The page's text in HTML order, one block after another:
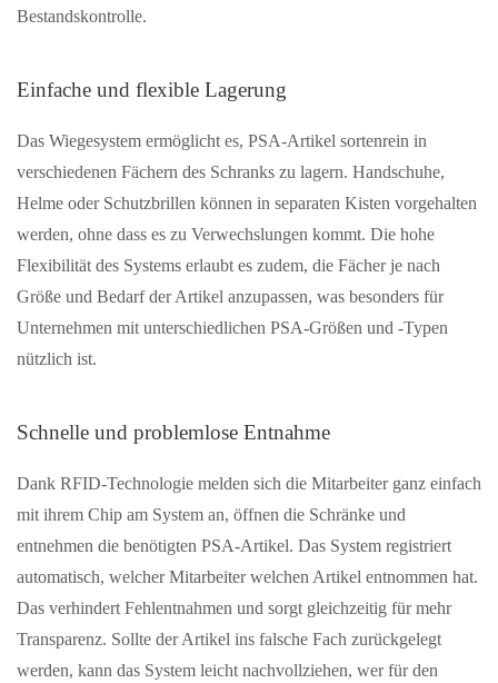
Bestandskontrolle.
Einfache und flexible Lagerung
Das Wiegesystem ermöglicht es, PSA-Artikel sortenrein in
verschiedenen Fächern des Schranks zu lagern. Handschuhe,
Helme oder Schutzbrillen können in separaten Kisten vorgehalten
werden, ohne dass es zu Verwechslungen kommt. Die hohe
Flexibilität des Systems erlaubt es zudem, die Fächer je nach
Größe und Bedarf der Artikel anzupassen, was besonders für
Unternehmen mit unterschiedlichen PSA-Größen und -Typen
nützlich ist.
Schnelle und problemlose Entnahme
Dank RFID-Technologie melden sich die Mitarbeiter ganz einfach
mit ihrem Chip am System an, öffnen die Schränke und
entnehmen die benötigten PSA-Artikel. Das System registriert
automatisch, welcher Mitarbeiter welchen Artikel entnommen hat.
Das verhindert Fehlentnahmen und sorgt gleichzeitig für mehr
Transparenz. Sollte der Artikel ins falsche Fach zurückgelegt
werden, kann das System leicht nachvollziehen, wer für den